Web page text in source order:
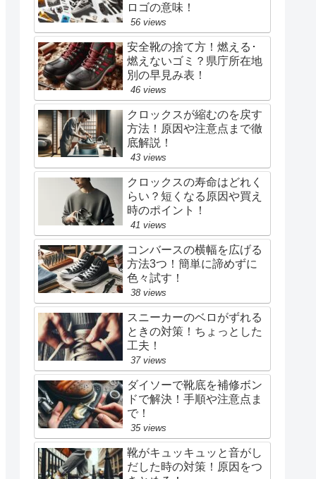
ロゴの意味！
56 views
安全靴の捨て方！燃える･
燃えないゴミ？県庁所在地
別の早見み表！
46 views
クロックスが縮むのを戻す
方法！原因や注意点まで徹
底解説！
43 views
クロックスの寿命はどれく
らい？短くなる原因や買え
時のポイント！
41 views
コンバースの横幅を広げる
方法3つ！簡単に諦めずに
色々試す！
38 views
スニーカーのベロがずれる
ときの対策！ちょっとした
工夫！
37 views
ダイソーで靴底を補修ボン
ドで解決！手順や注意点ま
で！
35 views
靴がキュッキュッと音がし
だした時の対策！原因をつ